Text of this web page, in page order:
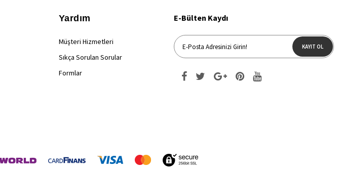
Yardım
Müşteri Hizmetleri
Sıkça Sorulan Sorular
Formlar
E-Bülten Kaydı
KAYIT OL